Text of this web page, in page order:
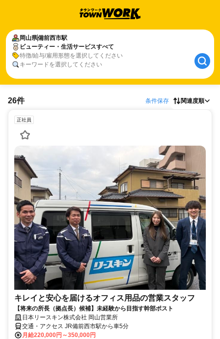
岡山県備前西市駅
ビューティー・生活サービスすべて
特徴/給与/雇用形態を選択してください
キーワードを選択してください
26件 条件保存 関連度順
正社員
キレイと安心を届けるオフィス用品の営業スタッフ
【将来の所長（拠点長）候補】未経験から目指す幹部ポスト
日本リースキン株式会社 岡山営業所
交通・アクセス JR備前西市駅から車5分
月給220,000円～350,000円